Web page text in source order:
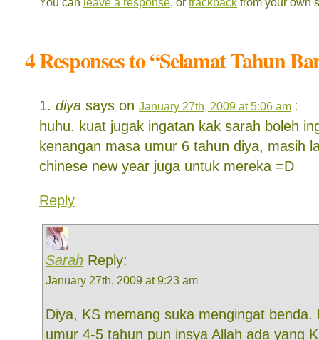
4 Responses to “Selamat Tahun
diya says on January 27th, 2009 at 5:06 am :
huhu. kuat jugak ingatan kak sarah boleh
kenangan masa umur 6 tahun diya, masih
chinese new year juga untuk mereka =D
Reply
Sarah Reply:
January 27th, 2009 at 9:23 am
Diya, KS memang suka mengingat benda.
umur 4-5 tahun pun insya Allah ada yang